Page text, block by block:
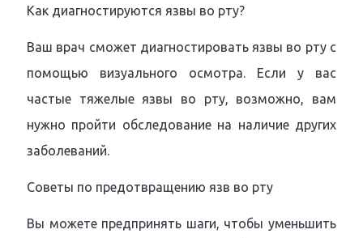
Как диагностируются язвы во рту?
Ваш врач сможет диагностировать язвы во рту с
помощью визуального осмотра. Если у вас
частые тяжелые язвы во рту, возможно, вам
нужно пройти обследование на наличие других
заболеваний.
Советы по предотвращению язв во рту
Вы можете предпринять шаги, чтобы уменьшить